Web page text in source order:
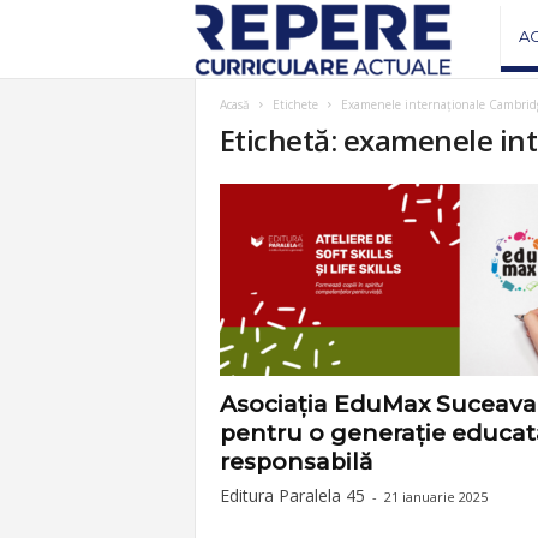
v
s
Acasă Etichete Examenele internaționale
Etichetă: examenele
Asociația EduMax Suceava
pentru o generație
responsabilă
Editura Paralela 45 - 21 ianuarie 2025